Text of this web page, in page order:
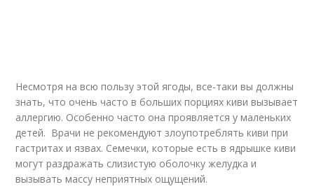
Несмотря на всю пользу этой ягоды, все-таки вы должны
знать, что очень часто в больших порциях киви вызывает
аллергию. Особенно часто она проявляется у маленьких
детей. Врачи не рекомендуют злоупотреблять киви при
гастритах и язвах. Семечки, которые есть в ядрышке киви
могут раздражать слизистую оболочку желудка и
вызывать массу неприятных ощущений.